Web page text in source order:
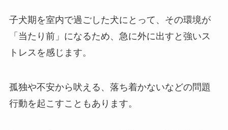
子犬期を室内で過ごした犬にとって、その環境が
「当たり前」になるため、急に外に出すと強いス
トレスを感じます。
孤独や不安から吠える、落ち着かないなどの問題
行動を起こすこともあります。